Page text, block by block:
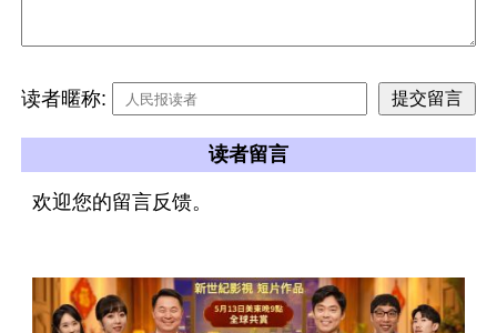
读者暱称:
读者留言
欢迎您的留言反馈。